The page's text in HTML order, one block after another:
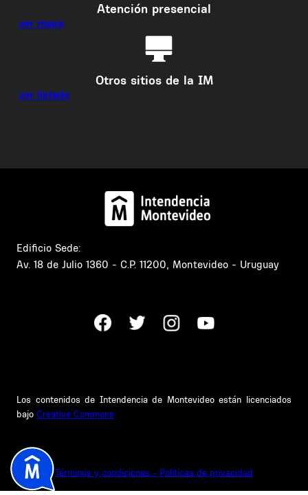
Atención presencial
ver mapa
Otros sitios de la IM
ver listado
Edificio Sede:
Av. 18 de Julio 1360 - C.P. 11200, Montevideo - Uruguay
Los contenidos de Intendencia de Montevideo están licenciados
bajo Creative Commons
Términos y condiciones - Políticas de privacidad